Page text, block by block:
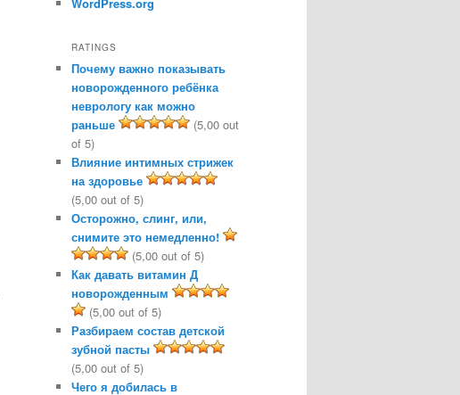
RATINGS
Почему важно показывать
новорожденного ребёнка
неврологу как можно
раньше
(5,00 out
of 5)
Влияние интимных стрижек
на здоровье
(5,00 out of 5)
Осторожно, слинг, или,
снимите это немедленно!
(5,00 out of 5)
Как давать витамин Д
новорожденным
(5,00 out of 5)
Разбираем состав детской
зубной пасты
(5,00 out of 5)
Чего я добилась в